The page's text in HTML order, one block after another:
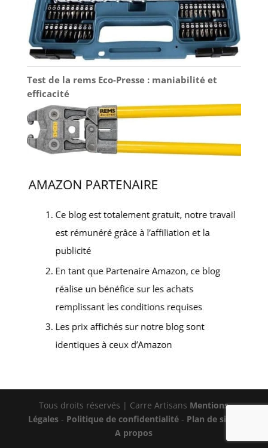
Test de la rems Eco-Presse : maniabilité et
efficacité
Tous droits réservés | Carre Artisans Mentions
Légales- Politique de confidentialité- Plan de site
A propos